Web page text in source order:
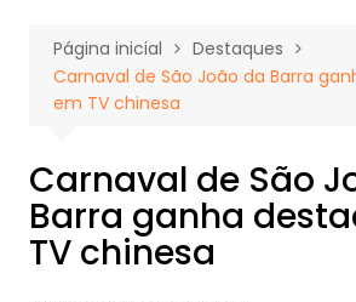
Página inicial
Destaques
Carnaval de São João da Barra
em TV chinesa
Carnaval de São
Barra ganha
TV chinesa